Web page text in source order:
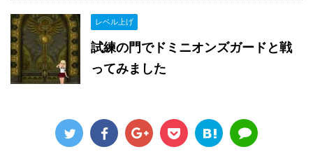
レベル上げ
試練の門でドミニオンズガードと戦
ってみました